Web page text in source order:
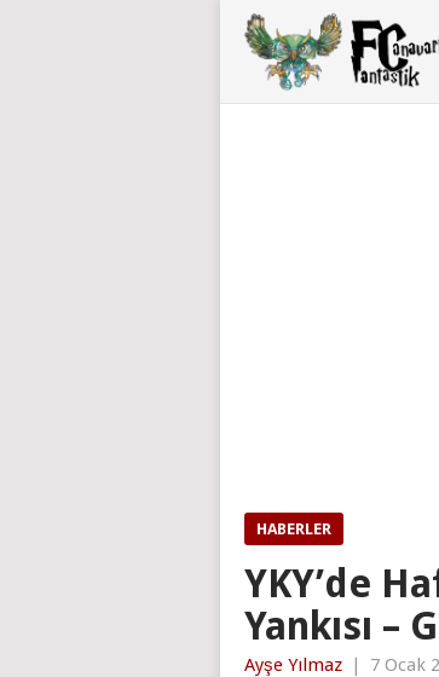
HABERLER
YKY’de
Yankısı –
Ayşe Yılmaz | 7 Ocak